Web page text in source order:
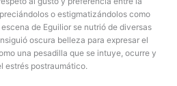
o estigmatizándolos como
de Eguilior se nutrió de diversas
oscura belleza para expresar el
una pesadilla que se intuye, ocurre y
estrés postraumático.